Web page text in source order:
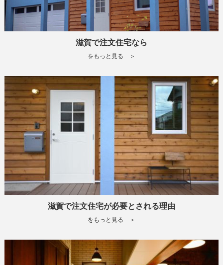
滋賀で注文住宅なら
をもっと見る ＞
滋賀で注文住宅が必要とされる理由
をもっと見る ＞